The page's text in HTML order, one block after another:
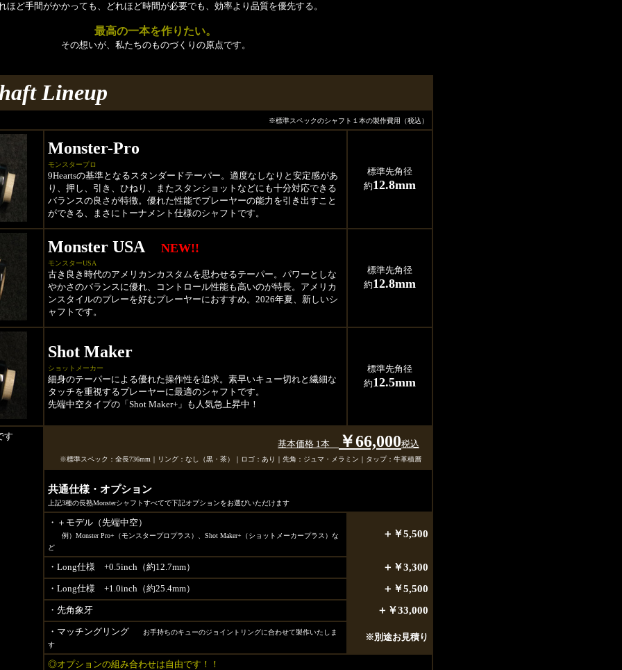
ほど手間がかかっても、どれほど時間が必要でも、効率より品質を優先する。
最高の一本を作りたい。
その想いが、私たちのものづくりの原点です。
Lineup
※標準スペックのシャフト１本の製作費用（税込）
Monster-Pro
モンスタープロ
9Heartsの基準となるスタンダードテーパー。適度なしなりと安定感があ
り、押し、引き、ひねり、またスタンショットなどにも十分対応できる
バランスの良さが特徴。優れた性能でプレーヤーの能力を引き出すこと
ができる、まさにトーナメント仕様のシャフトです。
標準先角径
約12.8mm
Monster USA NEW!!
モンスターUSA
古き良き時代のアメリカンカスタムを思わせるテーパー。パワーとしな
やかさのバランスに優れ、コントロール性能も高いのが特長。アメリカ
ンスタイルのプレーを好むプレーヤーにおすすめ。2026年夏、新しいシ
ャフトです。
標準先角径
約12.8mm
Shot Maker
ショットメーカー
細身のテーパーによる優れた操作性を追求。素早いキュー切れと繊細な
タッチを重視するプレーヤーに最適のシャフトです。
先端中空タイプの「Shot Maker+」も人気急上昇中！
標準先角径
約12.5mm
す
基本価格 1本 ￥66,000税込
※標準スペック：全長736mm｜リング：なし（黒・茶）｜ロゴ：あり｜先角：ジュマ・メラミン｜タップ：牛革積層
共通仕様・オプション
上記3種の長熟Monsterシャフトすべてで下記オプションをお選びいただけます
・＋モデル（先端中空）
例）Monster Pro+（モンスタープロプラス）、Shot Maker+（ショットメーカープラス）な
ど
＋￥5,500
・Long仕様 +0.5inch（約12.7mm） ＋￥3,300
・Long仕様 +1.0inch（約25.4mm） ＋￥5,500
・先角象牙 ＋￥33,000
・マッチングリング お手持ちのキューのジョイントリングに合わせて製作いたしま
す
※別途お見積り
◎オプションの組み合わせは自由です！！